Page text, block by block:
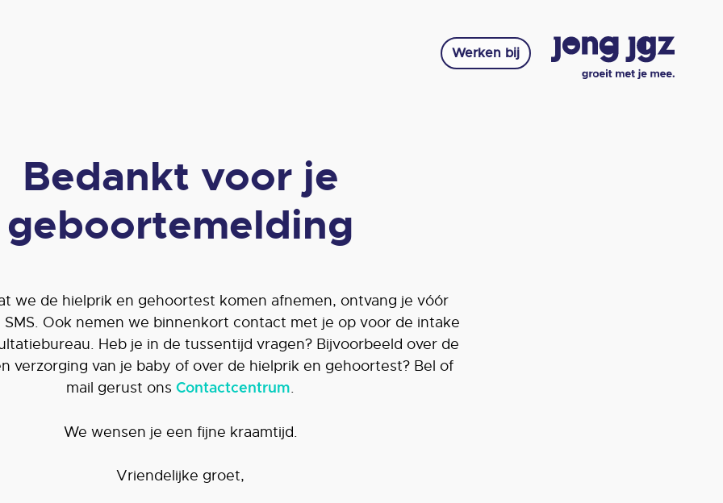
Bedankt voor je
geboortemelding
we de hielprik en gehoortest komen afnemen, ontvang je vóór
Ook nemen we binnenkort contact met je op voor de intake
Heb je in de tussentijd vragen? Bijvoorbeeld over de
verzorging van je baby of over de hielprik en gehoortest? Bel of
mail gerust onsContactcentrum.
We wensen je een fijne kraamtijd.
Vriendelijke groet,
Werken bij